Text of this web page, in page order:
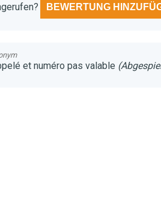
BEWERTUNG
et numéro pas valable